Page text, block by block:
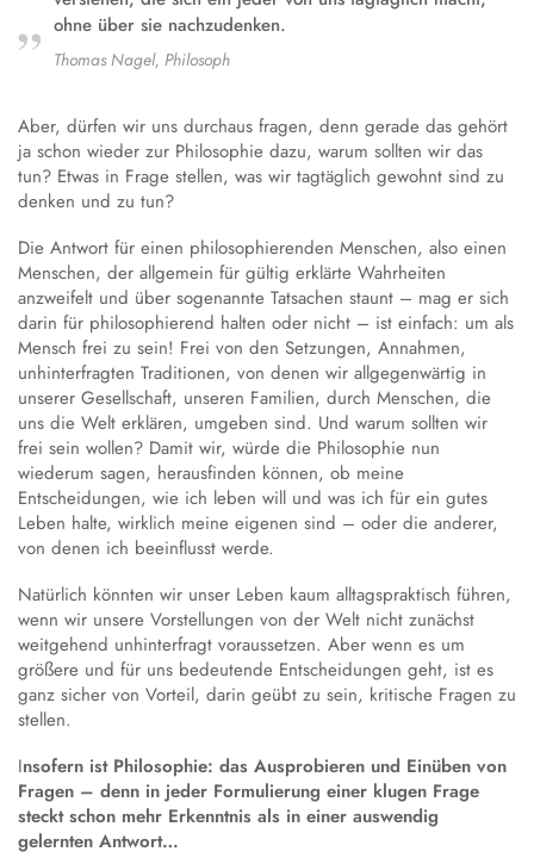
Schulgeschichte
Annette von Droste-Hülshoff
Sprachbildung
Austausch und Fahrten
Instrumentenausleihe
Datenschutz
Unterrichtszeiten
Krankmeldung
Schließfächer
Schulordnung
Wechsel an die Droste
Droste-Webmail
ohne über sie nachzudenken.
Thomas Nagel, Philosoph
Aber, dürfen wir uns durchaus fragen, denn gerade das gehört
ja schon wieder zur Philosophie dazu, warum sollten wir das
tun? Etwas in Frage stellen, was wir tagtäglich gewohnt sind zu
denken und zu tun?
Die Antwort für einen philosophierenden Menschen, also einen
Menschen, der allgemein für gültig erklärte Wahrheiten
anzweifelt und über sogenannte Tatsachen staunt – mag er sich
darin für philosophierend halten oder nicht – ist einfach: um als
Mensch frei zu sein! Frei von den Setzungen, Annahmen,
unhinterfragten Traditionen, von denen wir allgegenwärtig in
unserer Gesellschaft, unseren Familien, durch Menschen, die
uns die Welt erklären, umgeben sind. Und warum sollten wir
frei sein wollen? Damit wir, würde die Philosophie nun
wiederum sagen, herausfinden können, ob meine
Entscheidungen, wie ich leben will und was ich für ein gutes
Leben halte, wirklich meine eigenen sind – oder die anderer,
von denen ich beeinflusst werde.
Natürlich könnten wir unser Leben kaum alltagspraktisch führen,
wenn wir unsere Vorstellungen von der Welt nicht zunächst
weitgehend unhinterfragt voraussetzen. Aber wenn es um
größere und für uns bedeutende Entscheidungen geht, ist es
ganz sicher von Vorteil, darin geübt zu sein, kritische Fragen zu
stellen.
Insofern ist Philosophie: das Ausprobieren und Einüben von
Fragen – denn in jeder Formulierung einer klugen Frage
steckt schon mehr Erkenntnis als in einer auswendig
gelernten Antwort…